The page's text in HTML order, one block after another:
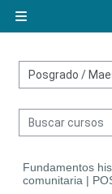
Categorías
Fundamentos
comunitaria |